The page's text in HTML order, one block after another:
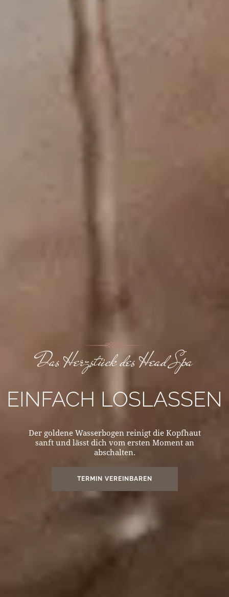
Das Herzstück des Head Spa
EINFACH LOSLASSEN
Der goldene Wasserbogen reinigt die Kopfhaut
sanft und lässt dich vom ersten Moment an
abschalten.
TERMIN VEREINBAREN